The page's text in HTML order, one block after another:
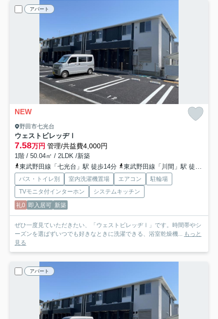
アパート
NEW
野田市七光台
ウェストビレッヂⅠ
7.58万円 管理/共益費4,000円
1階 / 50.04㎡ / 2LDK /新築
東武野田線「七光台」駅 徒歩14分
東武野田線「川間」駅 徒歩22分
バス・トイレ別 室内洗濯機置場 エアコン
駐輪場
TVモニタ付インターホン
システムキッチン
礼0 即入居可 新築
ぜひ一度見ていただきたい、「ウェストビレッヂⅠ」です。時間帯やシ
ーズンを選ばずいつでも好きなときに洗濯できる、浴室乾燥機... もっと
見る
アパート